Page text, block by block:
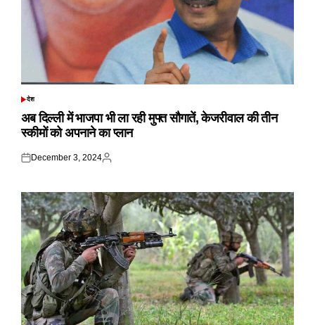
POSTED
देश
अब दिल्ली में भाजपा भी ला रही मुफ्त सौगातें, केजरीवाल की तीन
स्कीमों को अपनाने का प्लान
Posted
December 3, 2024
Posted